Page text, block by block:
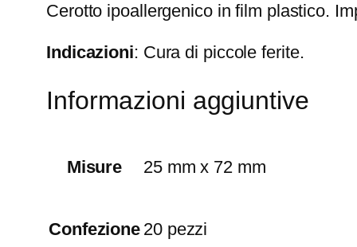
Cerotto ipoallergenico in film plastico.
Indicazioni: Cura di piccole ferite.
Informazioni aggiuntive
Misure 25 mm x 72 mm
Confezione 20 pezzi